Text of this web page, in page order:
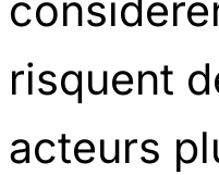
risquent
acteurs